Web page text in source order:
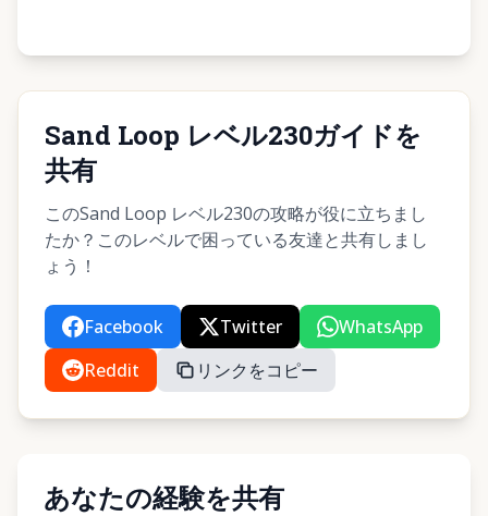
Sand Loop レベル230ガイドを
共有
このSand Loop レベル230の攻略が役に立ちまし
たか？このレベルで困っている友達と共有しまし
ょう！
Facebook Twitter
WhatsApp
Reddit
リンクをコピー
あなたの経験を共有